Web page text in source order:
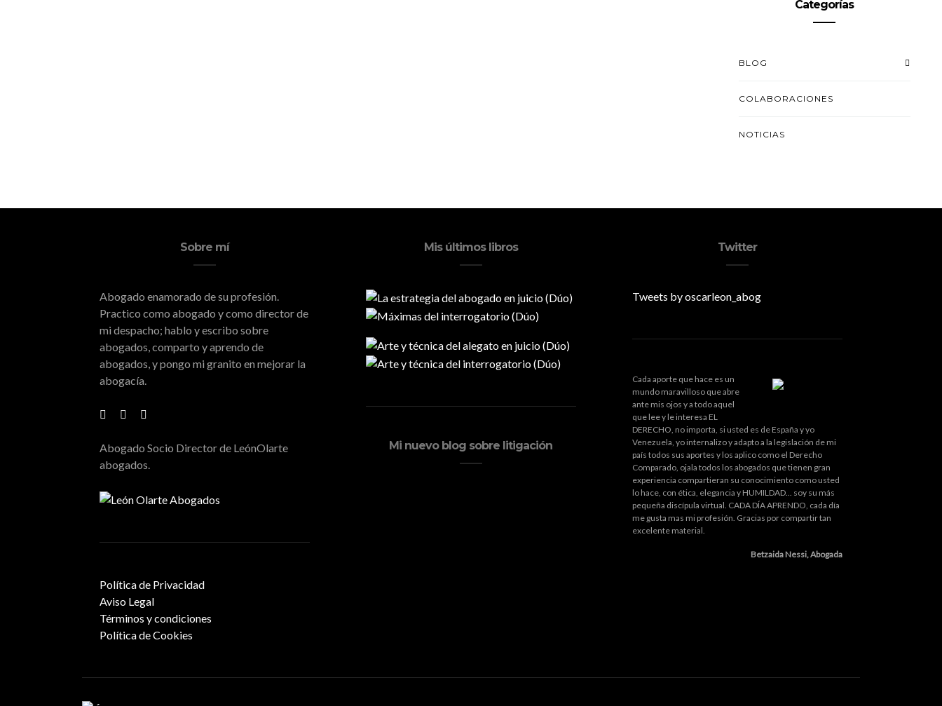
Categorías
BLOG
COLABORACIONES
NOTICIAS
Sobre mí
Abogado enamorado de su profesión.
Practico como abogado y como director de
mi despacho; hablo y escribo sobre
abogados, comparto y aprendo de
abogados, y pongo mi granito en mejorar la
abogacía.
Abogado Socio Director de LeónOlarte
abogados.
Política de Privacidad
Aviso Legal
Términos y condiciones
Política de Cookies
Mis últimos libros
Mi nuevo blog sobre litigación
Twitter
Tweets by oscarleon_abog
Cada aporte que hace es un
mundo maravilloso que abre
ante mis ojos y a todo aquel
que lee y le interesa EL
DERECHO, no importa, si usted es de España y yo
Venezuela, yo internalizo y adapto a la legislación de mi
país todos sus aportes y los aplico como el Derecho
Comparado, ojala todos los abogados que tienen gran
experiencia compartieran su conocimiento como usted
lo hace, con ética, elegancia y HUMILDAD... soy su más
pequeña discípula virtual. CADA DÍA APRENDO, cada día
me gusta mas mi profesión. Gracias por compartir tan
excelente material.
Betzaida Nessi, Abogada